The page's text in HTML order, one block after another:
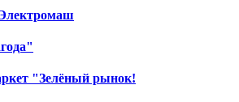
"Зелёный рынок!